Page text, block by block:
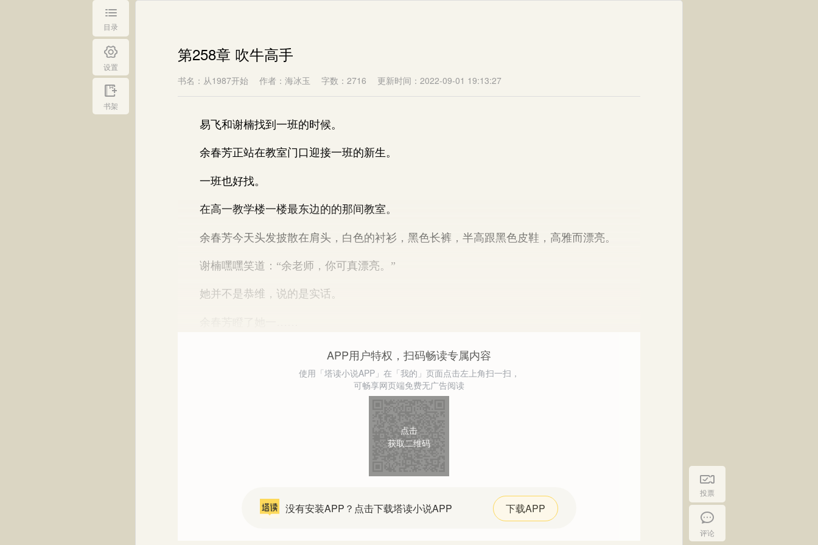
目录
设置
书架
投票
评论
第258章 吹牛高手
书名：从1987开始 作者：海冰玉 字数：2716 更新时间：2022-09-01 19:13:27
易飞和谢楠找到一班的时候。
余春芳正站在教室门口迎接一班的新生。
一班也好找。
在高一教学楼一楼最东边的的那间教室。
余春芳今天头发披散在肩头，白色的衬衫，黑色长裤，半高跟黑色皮鞋，高雅而漂亮。
谢楠嘿嘿笑道：“余老师，你可真漂亮。”
她并不是恭维，说的是实话。
APP用户特权，扫码畅读专属内容
使用「塔读小说APP」在「我的」页面点击左上角扫一扫，
可畅享网页端免费无广告阅读
点击
获取二维码
没有安装APP？点击下载塔读小说APP 下载APP